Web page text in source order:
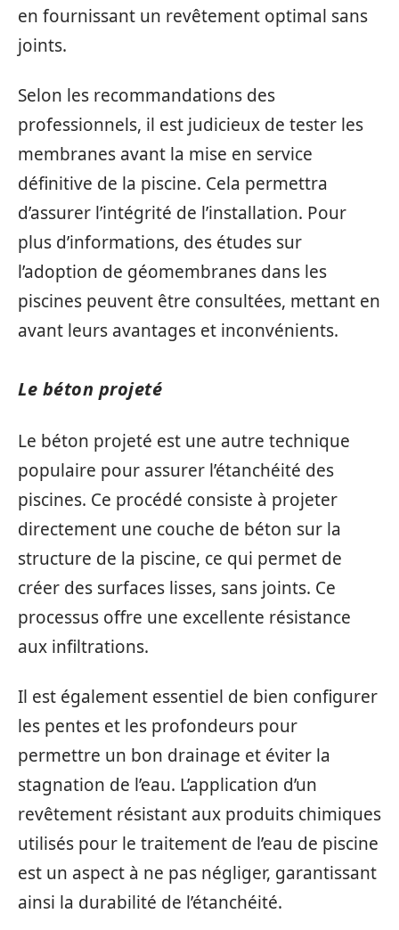
en fournissant un revêtement optimal sans
joints.
Selon les recommandations des
professionnels, il est judicieux de tester les
membranes avant la mise en service
définitive de la piscine. Cela permettra
d’assurer l’intégrité de l’installation. Pour
plus d’informations, des études sur
l’adoption de géomembranes dans les
piscines peuvent être consultées, mettant en
avant leurs avantages et inconvénients.
Le béton projeté
Le béton projeté est une autre technique
populaire pour assurer l’étanchéité des
piscines. Ce procédé consiste à projeter
directement une couche de béton sur la
structure de la piscine, ce qui permet de
créer des surfaces lisses, sans joints. Ce
processus offre une excellente résistance
aux infiltrations.
Il est également essentiel de bien configurer
les pentes et les profondeurs pour
permettre un bon drainage et éviter la
stagnation de l’eau. L’application d’un
revêtement résistant aux produits chimiques
utilisés pour le traitement de l’eau de piscine
est un aspect à ne pas négliger, garantissant
ainsi la durabilité de l’étanchéité.